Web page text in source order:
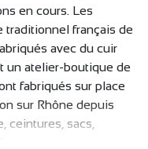
en cours. Les
traditionnel français de
avec du cuir
un atelier-boutique de
fabriqués sur place
sur Rhône depuis
ceintures, sacs,